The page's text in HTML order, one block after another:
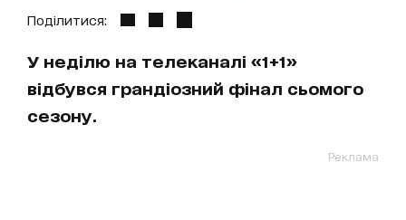
Поділитися:
У неділю на телеканалі «1+1»
відбувся грандіозний фінал сьомого
сезону.
Реклама